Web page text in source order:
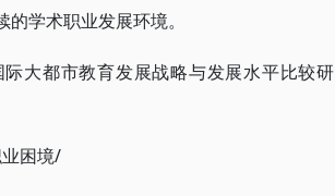
学术职业发展环境。
大都市教育发展战略与发展水平比较研
困境/